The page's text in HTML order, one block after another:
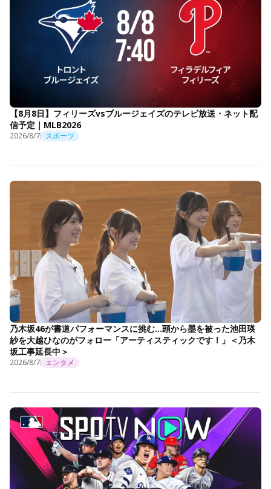
【8月8日】フィリーズvsブルージェイズのテレビ放送・ネット配
信予定｜MLB2026
2026/8/7 スポーツ
乃木坂46が書道パフォーマンスに挑む…頭から墨を被った池田瑛
紗を大越ひなのがフォロー「アーティスティックです！」＜乃木
坂工事延長中＞
2026/8/7 エンタメ